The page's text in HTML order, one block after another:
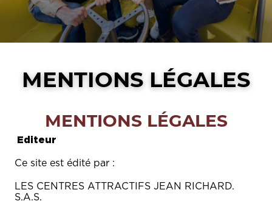
MENTIONS LÉGALES
MENTIONS LÉGALES
Editeur
Ce site est édité par :
LES CENTRES ATTRACTIFS JEAN RICHARD.
S.A.S.